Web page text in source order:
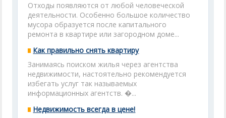
Отходы появляются от любой человеческой
деятельности. Особенно большое количество
мусора образуется после капитального
ремонта в квартире или загородном доме...
Как правильно снять квартиру
Занимаясь поиском жилья через агентства
недвижимости, настоятельно рекомендуется
избегать услуг так называемых
информационных агентств. �...
Недвижимость всегда в цене!